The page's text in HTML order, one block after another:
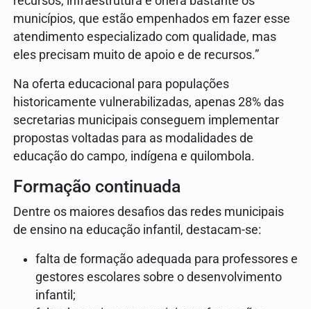
municípios, que estão empenhados em fazer esse
atendimento especializado com qualidade, mas
eles precisam muito de apoio e de recursos.”
Na oferta educacional para populações
historicamente vulnerabilizadas, apenas 28% das
secretarias municipais conseguem implementar
propostas voltadas para as modalidades de
educação do campo, indígena e quilombola.
Formação continuada
Dentre os maiores desafios das redes municipais
de ensino na educação infantil, destacam-se:
falta de formação adequada para professores e
gestores escolares sobre o desenvolvimento
infantil;